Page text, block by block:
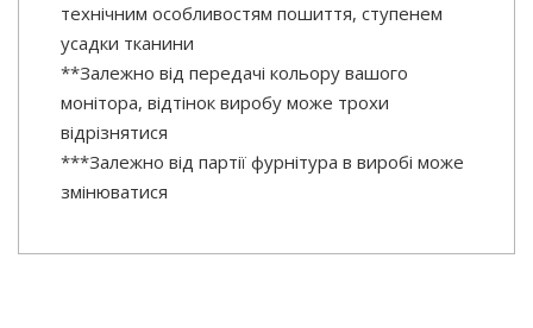
технічним особливостям пошиття, ступенем
усадки тканини
**Залежно від передачі кольору вашого
монітора, відтінок виробу може трохи
відрізнятися
***Залежно від партії фурнітура в виробі може
змінюватися